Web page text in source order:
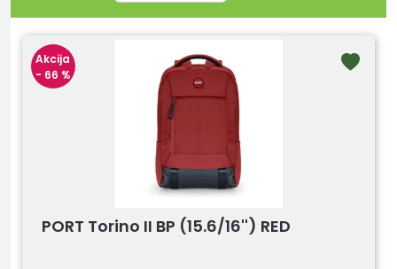
Akcija
- 66 %
PORT Torino II BP (15.6/16'') RED